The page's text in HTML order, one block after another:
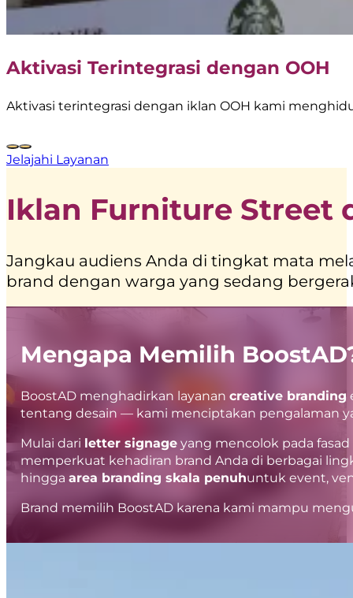
Aktivasi Terintegrasi dengan OOH
Aktivasi terintegrasi dengan iklan OOH kami
Jelajahi Layanan
Iklan Furniture Street
Jangkau audiens Anda di tingkat mata
brand dengan warga yang sedang
Mengapa Memilih
BoostAD menghadirkan layanancreative branding
tentang desain — kami menciptakan pengalaman
Mulai dari letter signage yang mencolok pada
memperkuat kehadiran brand Anda di berbagai
hinggaarea branding skala penuhuntuk event,
Brand memilih BoostAD karena kami mampu